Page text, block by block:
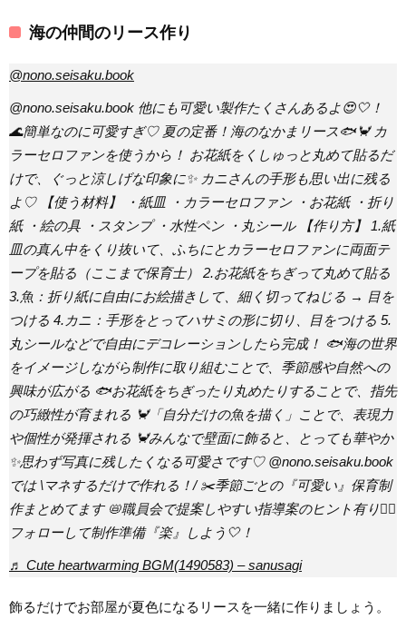
海の仲間のリース作り
@nono.seisaku.book
@nono.seisaku.book 他にも可愛い製作たくさんあるよ😍🤍！
🌊簡単なのに可愛すぎ♡ 夏の定番！海のなかまリース🐟🦀 カ
ラーセロファンを使うから！ お花紙をくしゅっと丸めて貼るだ
けで、ぐっと涼しげな印象に✨ カニさんの手形も思い出に残る
よ♡ 【使う材料】 ・紙皿 ・カラーセロファン ・お花紙 ・折り
紙 ・絵の具 ・スタンプ ・水性ペン ・丸シール 【作り方】 1.紙
皿の真ん中をくり抜いて、ふちにとカラーセロファンに両面テ
ープを貼る（ここまで保育士） 2.お花紙をちぎって丸めて貼る
3.魚：折り紙に自由にお絵描きして、細く切ってねじる → 目を
つける 4.カニ：手形をとってハサミの形に切り、目をつける 5.
丸シールなどで自由にデコレーションしたら完成！ 🐟海の世界
をイメージしながら制作に取り組むことで、季節感や自然への
興味が広がる 🐟お花紙をちぎったり丸めたりすることで、指先
の巧緻性が育まれる 🦀「自分だけの魚を描く」ことで、表現力
や個性が発揮される 🦀みんなで壁面に飾ると、とっても華やか
✨思わず写真に残したくなる可愛さです♡ @nono.seisaku.book
では \マネするだけで作れる！/ ︎︎︎︎✂️季節ごとの『可愛い』保育制
作まとめてます ︎︎︎︎📛職員会で提案しやすい指導案のヒント有り👍🏻
フォローして制作準備『楽』しよう🤍！
♬ Cute heartwarming BGM(1490583) – sanusagi
飾るだけでお部屋が夏色になるリースを一緒に作りましょう。